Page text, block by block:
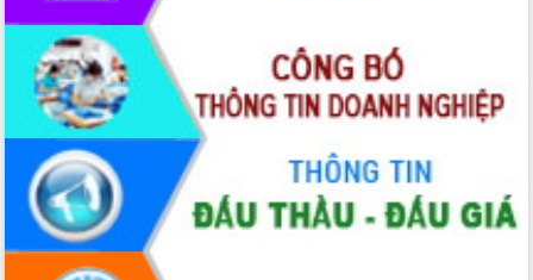
Đắk Lắk sẵn sàng các điều kiện cho
Ngày hội bầu cử đại biểu Quốc hội
khóa XVI và HĐND các cấp nhiệm kỳ
2026-2031
Đảm bảo cuộc bầu cử đại biểu Quốc
hội và đại biểu HĐND các cấp diễn ra
an toàn, hiệu quả, đúng quy định
Thủ tướng Chính phủ Phạm Minh Chính
kiểm tra, chỉ đạo hoàn thành các dự
án cao tốc và thăm khu tái định cư tại